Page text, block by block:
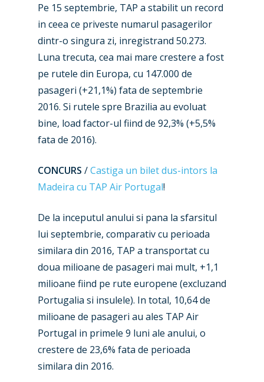
Pe 15 septembrie, TAP a stabilit un record
in ceea ce priveste numarul pasagerilor
dintr-o singura zi, inregistrand 50.273.
Luna trecuta, cea mai mare crestere a fost
pe rutele din Europa, cu 147.000 de
pasageri (+21,1%) fata de septembrie
2016. Si rutele spre Brazilia au evoluat
bine, load factor-ul fiind de 92,3% (+5,5%
fata de 2016).
CONCURS /Castiga un bilet dus-intors la
Madeira cu TAP Air Portugal!
De la inceputul anului si pana la sfarsitul
lui septembrie, comparativ cu perioada
similara din 2016, TAP a transportat cu
doua milioane de pasageri mai mult, +1,1
milioane fiind pe rute europene (excluzand
Portugalia si insulele). In total, 10,64 de
milioane de pasageri au ales TAP Air
Portugal in primele 9 luni ale anului, o
crestere de 23,6% fata de perioada
similara din 2016.
Industry
Dubai 2025
Paris 2025
Farnborough 2024
Paris 2023
Farnborough 2022
Dubai 2019
Business Jets
Military
Trip Reports
Marketplace
Jobs
Contact